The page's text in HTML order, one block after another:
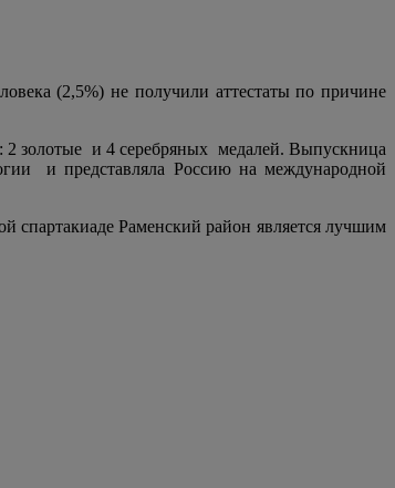
(2,5%) не получили аттестаты по причине
2 золотые и 4 серебряных медалей. Выпускница
и представляла Россию на международной
спартакиаде Раменский район является лучшим